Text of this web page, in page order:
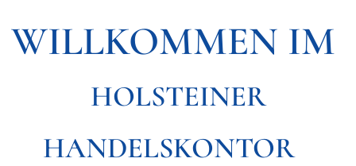
WILLKOMMEN IM
HOLSTEINER
HANDELSKONTOR